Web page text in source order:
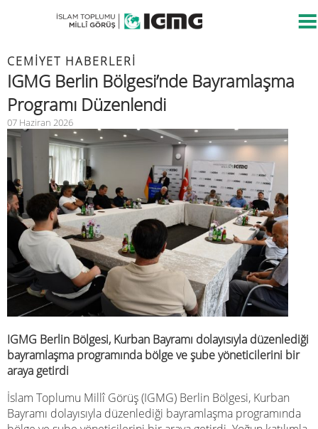
CEMIYET HABERLERI
IGMG Berlin Bölgesi’nde Bayramlaşma
Programı Düzenlendi
07 Haziran 2026
IGMG Berlin Bölgesi, Kurban Bayramı dolayısıyla düzenlediği
bayramlaşma programında bölge ve şube yöneticilerini bir
araya getirdi
İslam Toplumu Millî Görüş (IGMG) Berlin Bölgesi, Kurban
Bayramı dolayısıyla düzenlediği bayramlaşma programında